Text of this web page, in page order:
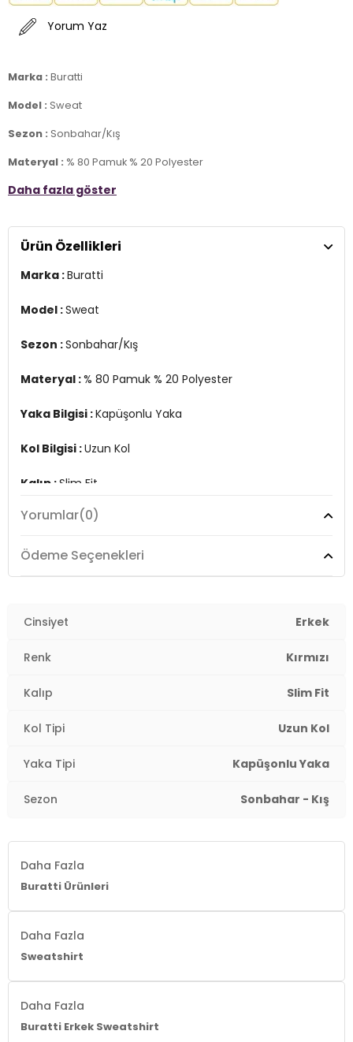
Yorum Yaz
Marka : Buratti
Model : Sweat
Sezon : Sonbahar/Kış
Materyal : % 80 Pamuk % 20 Polyester
Yaka Bilgisi :Kapüşonlu Yaka
Kalıp :Slim Fit
Manken Ölçüsü :Kilo : 79 kg / Boy : 1.89 cm / Göğüs : 103 cm / Bel :
YERLİ ÜRETİM
Daha fazla göster
Ürün Özellikleri
Marka :Buratti
Model :Sweat
Sezon :Sonbahar/Kış
Materyal :% 80 Pamuk % 20 Polyester
Yaka Bilgisi :Kapüşonlu Yaka
Kol Bilgisi :Uzun Kol
Kalıp :Slim Fit
Manken Ölçüsü :
Yorumlar(0)
Ödeme Seçenekleri
Cinsiyet Erkek
Renk Kırmızı
Kalıp Slim Fit
Kol Tipi Uzun Kol
Yaka Tipi Kapüşonlu Yaka
Sezon Sonbahar - Kış
Daha Fazla
Buratti Ürünleri
Daha Fazla
Sweatshirt
Daha Fazla
Buratti Erkek Sweatshirt